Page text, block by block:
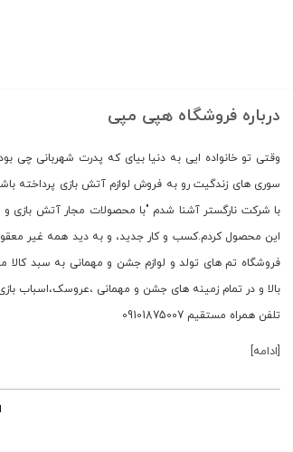
درباره فروشگاه هپی مپی
وقتی تو خانواده ایی به دنیا بیای که پدرت شهربانی چی
با شرکت نارگستر آشنا شدم "با محصولات مجار آتش بازی
بالا و در تمام زمینه های جشن و مهمانی ،عروسک،اسباب
تلفن همراه مستقیم 09101875007
[ادامه]